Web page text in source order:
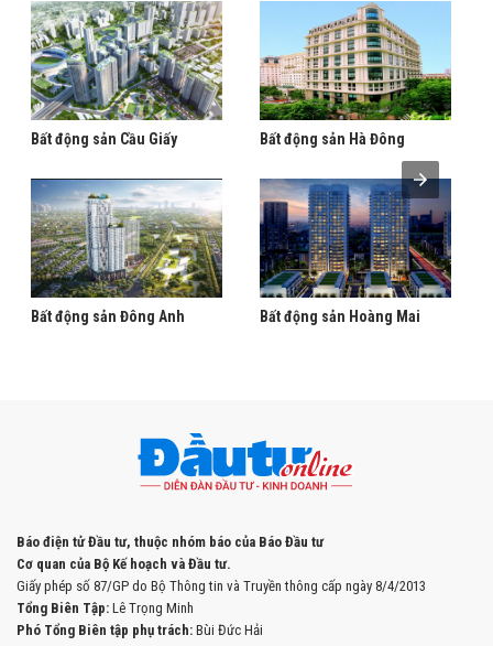
Bất động sản Cầu Giấy
Bất động sản Đông Anh
Bất động sản Hà Đông
Bất động sản Hoàng Mai
Báo điện tử Đầu tư, thuộc nhóm báo của Báo Đầu tư
Cơ quan của Bộ Kế hoạch và Đầu tư.
Giấy phép số 87/GP do Bộ Thông tin và Truyền thông cấp ngày 8/4/2013
Tổng Biên Tập: Lê Trọng Minh
Phó Tổng Biên tập phụ trách: Bùi Đức Hải